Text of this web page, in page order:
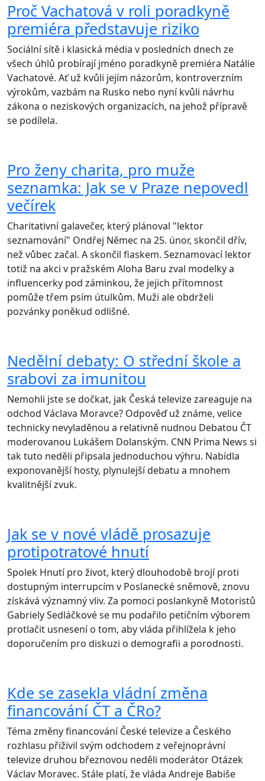
Proč Vachatová v roli poradkyně
premiéra představuje riziko
Sociální sítě i klasická média v posledních dnech ze
všech úhlů probírají jméno poradkyně premiéra Natálie
Vachatové. Ať už kvůli jejím názorům, kontroverzním
výrokům, vazbám na Rusko nebo nyní kvůli návrhu
zákona o neziskových organizacích, na jehož přípravě
se podílela.
Pro ženy charita, pro muže
seznamka: Jak se v Praze nepovedl
večírek
Charitativní galavečer, který plánoval "lektor
seznamování" Ondřej Němec na 25. únor, skončil dřív,
než vůbec začal. A skončil fiaskem. Seznamovací lektor
totiž na akci v pražském Aloha Baru zval modelky a
influencerky pod záminkou, že jejich přítomnost
pomůže třem psím útulkům. Muži ale obdrželi
pozvánky poněkud odlišné.
Nedělní debaty: O střední škole a
srabovi za imunitou
Nemohli jste se dočkat, jak Česká televize zareaguje na
odchod Václava Moravce? Odpověď už známe, velice
technicky nevyladěnou a relativně nudnou Debatou ČT
moderovanou Lukášem Dolanským. CNN Prima News si
tak tuto neděli připsala jednoduchou výhru. Nabídla
exponovanější hosty, plynulejší debatu a mnohem
kvalitnější zvuk.
Jak se v nové vládě prosazuje
protipotratové hnutí
Spolek Hnutí pro život, který dlouhodobě brojí proti
dostupným interrupcím v Poslanecké sněmově, znovu
získává významný vliv. Za pomoci poslankyně Motoristů
Gabriely Sedláčkové se mu podařilo petičním výborem
protlačit usnesení o tom, aby vláda přihlížela k jeho
doporučením pro diskuzi o demografii a porodnosti.
Kde se zasekla vládní změna
financování ČT a ČRo?
Téma změny financování České televize a Českého
rozhlasu přiživil svým odchodem z veřejnoprávní
televize druhou březnovou neděli moderátor Otázek
Václav Moravec. Stále platí, že vláda Andreje Babiše